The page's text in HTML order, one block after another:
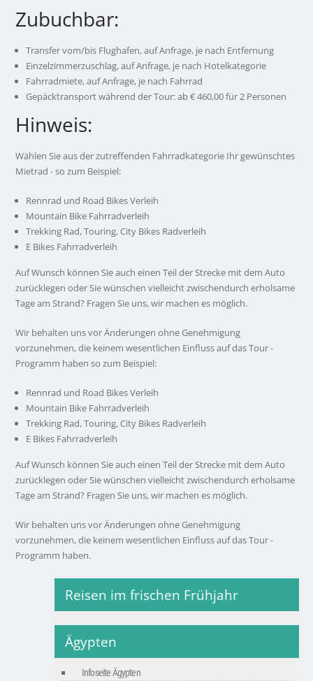
Zubuchbar:
Transfer vom/bis Flughafen, auf Anfrage, je nach Entfernung
Einzelzimmerzuschlag, auf Anfrage, je nach Hotelkategorie
Fahrradmiete, auf Anfrage, je nach Fahrrad
Gepäcktransport während der Tour: ab € 460,00 für 2 Personen
Hinweis:
Wählen Sie aus der zutreffenden Fahrradkategorie Ihr gewünschtes
Mietrad - so zum Beispiel:
Rennrad und Road Bikes Verleih
Mountain Bike Fahrradverleih
Trekking Rad, Touring, City Bikes Radverleih
E Bikes Fahrradverleih
Auf Wunsch können Sie auch einen Teil der Strecke mit dem Auto
zurücklegen oder Sie wünschen vielleicht zwischendurch erholsame
Tage am Strand? Fragen Sie uns, wir machen es möglich.
Wir behalten uns vor Änderungen ohne Genehmigung
vorzunehmen, die keinem wesentlichen Einfluss auf das Tour -
Programm haben so zum Beispiel:
Rennrad und Road Bikes Verleih
Mountain Bike Fahrradverleih
Trekking Rad, Touring, City Bikes Radverleih
E Bikes Fahrradverleih
Auf Wunsch können Sie auch einen Teil der Strecke mit dem Auto
zurücklegen oder Sie wünschen vielleicht zwischendurch erholsame
Tage am Strand? Fragen Sie uns, wir machen es möglich.
Wir behalten uns vor Änderungen ohne Genehmigung
vorzunehmen, die keinem wesentlichen Einfluss auf das Tour -
Programm haben.
Reisen im frischen Frühjahr
Ägypten
Infoseite Ägypten